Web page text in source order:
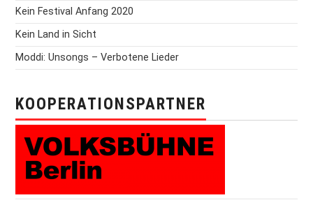
Kein Festival Anfang 2020
Kein Land in Sicht
Moddi: Unsongs – Verbotene Lieder
KOOPERATIONSPARTNER